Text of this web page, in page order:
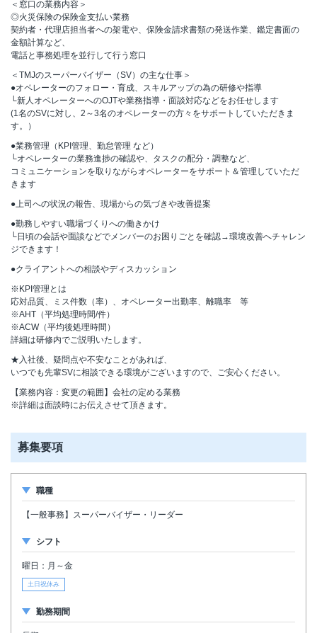
＜窓口の業務内容＞
◎火災保険の保険金支払い業務
契約者・代理店担当者への架電や、保険金請求書類の発送作業、鑑定書面の
金額計算など、
電話と事務処理を並行して行う窓口
＜TMJのスーパーバイザー（SV）の主な仕事＞
●オペレーターのフォロー・育成、スキルアップの為の研修や指導
└新人オペレーターへのOJTや業務指導・面談対応などをお任せします
(1名のSVに対し、2～3名のオペレーターの方々をサポートしていただきま
す。）
●業務管理（KPI管理、勤怠管理 など）
└オペレーターの業務進捗の確認や、タスクの配分・調整など、
コミュニケーションを取りながらオペレーターをサポート＆管理していただ
きます
●上司への状況の報告、現場からの気づきや改善提案
●勤務しやすい職場づくりへの働きかけ
└日頃の会話や面談などでメンバーのお困りごとを確認→環境改善へチャレン
ジできます！
●クライアントへの相談やディスカッション
※KPI管理とは
応対品質、ミス件数（率）、オペレーター出勤率、離職率 等
※AHT（平均処理時間/件）
※ACW（平均後処理時間）
詳細は研修内でご説明いたします。
★入社後、疑問点や不安なことがあれば、
いつでも先輩SVに相談できる環境がございますので、ご安心ください。
【業務内容：変更の範囲】会社の定める業務
※詳細は面談時にお伝えさせて頂きます。
募集要項
職種
【一般事務】スーパーバイザー・リーダー
シフト
曜日：月～金
土日祝休み
勤務期間